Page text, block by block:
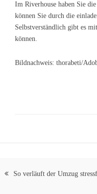
Im Riverhouse haben Sie
können Sie durch die
Selbstverständlich gibt es mit
können.
Bildnachweis: thorabeti/
So verläuft der Umzug